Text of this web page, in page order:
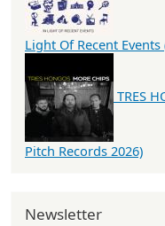
Light Of Recent Events
TRES
Pitch Records 2026)
Newsletter